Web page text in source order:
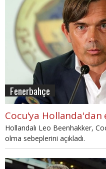
Fenerbahçe
Hollandalı Leo Beenhakker,
olma sebeplerini açıkladı.